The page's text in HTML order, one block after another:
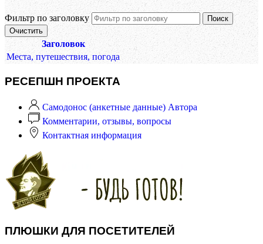
Фильтр по заголовку
Поиск
Очистить
Заголовок
Места, путешествия, погода
РЕСЕПШН ПРОЕКТА
Самодонос (анкетные данные) Автора
Комментарии, отзывы, вопросы
Контактная информация
ПЛЮШКИ ДЛЯ ПОСЕТИТЕЛЕЙ